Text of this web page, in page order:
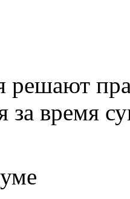
решают
за время